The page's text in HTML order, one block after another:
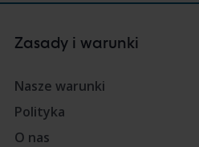
Zasady i warunki
Nasze warunki
Polityka
O nas